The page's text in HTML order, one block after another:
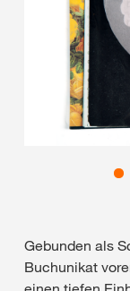
Gebunden als
Buchunikat